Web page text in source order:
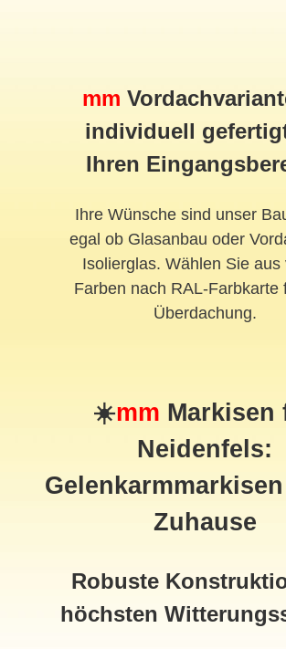
mm Vordach
individuell
Ihren
Ihre Wünsche sind unser
egal ob Glasanbau oder
Isolierglas. Wählen Sie aus
Farben nach RAL-Farbkarte
Überdachung.
☀️mm Markisen
Neidenfels:
Zuhause
Robuste
höchsten